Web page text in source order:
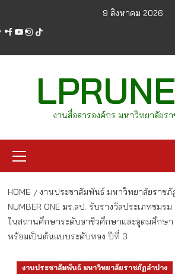
content
9 สิงหาคม 2026
facebook
youtube
instagram
tiktok
งานสื่อสารองค์กร มหาวิทยาลัยร
Menu
HOME งานประชาสัมพันธ์ มหาวิทยาลัยราชภั
NUMBER ONE มร.ลป. รับรางวัลประเภทชมรม
ในสถานศึกษาระดับอาชีวศึกษาและอุดมศึกษ
พร้อมเป็นต้นแบบระดับทอง ปีที่ 3
งานประชาสัมพันธ์ มหาวิทยาลัยราชภัฏลำปาง